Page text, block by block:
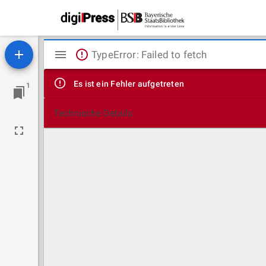
1
Mirador
Viewer
TypeError: Failed to fetch
Es ist ein Fehler aufgetreten
Technische Details